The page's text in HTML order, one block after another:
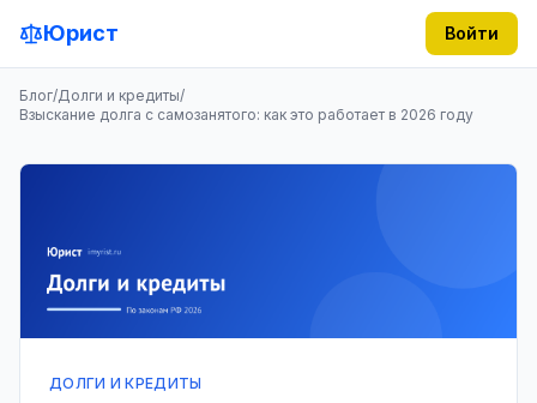
Юрист Войти
Блог/Долги и кредиты/
Взыскание долга с самозанятого: как это работает в 2026 году
ДОЛГИ И КРЕДИТЫ